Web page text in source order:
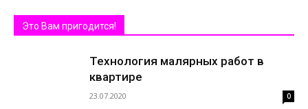
Это Вам пригодится!
Технология малярных работ в
квартире
23.07.2020 0